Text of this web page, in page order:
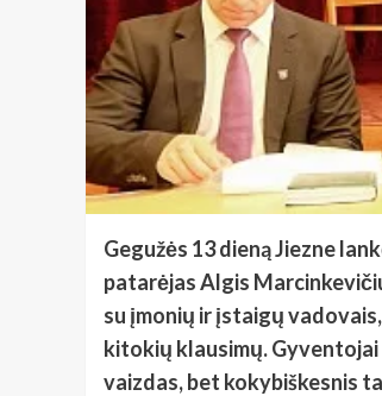
Gegužės 13 dieną Jiezne
patarėjas Algis
su įmonių ir įstaigų
kitokių klausimų.
vaizdas, bet kokybiškesnis